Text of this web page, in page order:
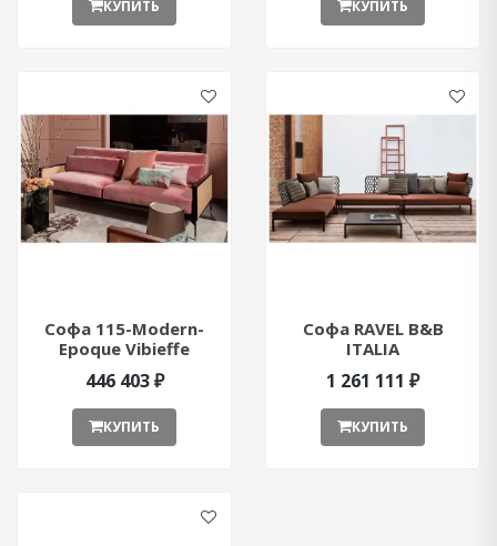
КУПИТЬ КУПИТЬ
Софа 115-Modern-
Epoque Vibieffe
115001 ant378450
446 403 ₽
КУПИТЬ
Софа RAVEL B&B
ITALIA
ant376862
1 261 111 ₽
КУПИТЬ